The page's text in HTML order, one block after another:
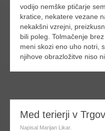
vodijo nemške ptičarje
kratice, nekatere vezane
nekakšni vzrejni,
bili poleg. Tolmačenje
meni skozi eno uho notri,
njihove obrazložitve niso
Med terierji v
Napisal Marijan Likar.